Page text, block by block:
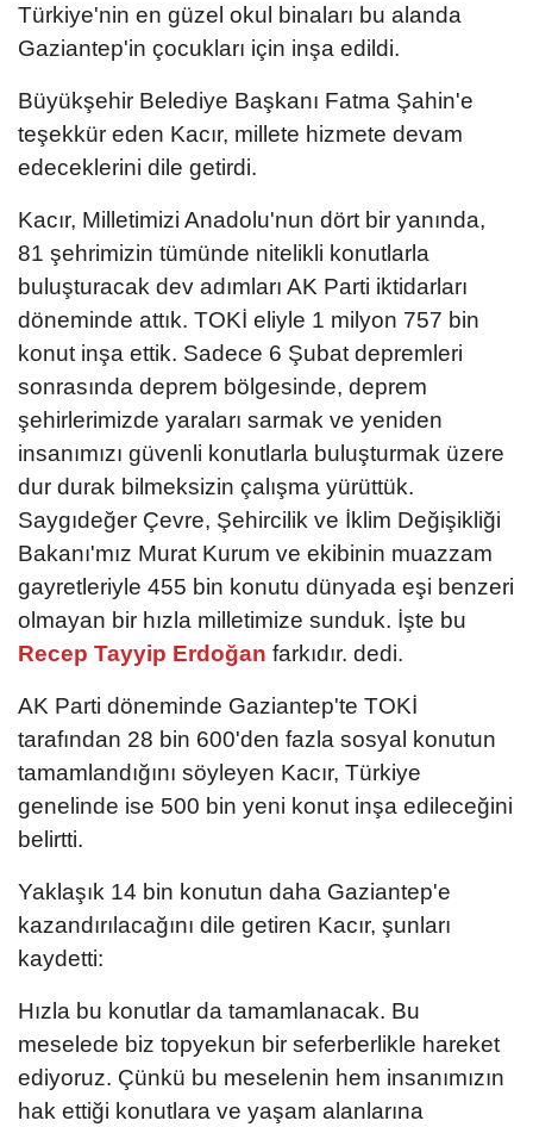
Türkiye'nin en güzel okul binaları bu alanda
Gaziantep'in çocukları için inşa edildi.
Büyükşehir Belediye Başkanı Fatma Şahin'e
teşekkür eden Kacır, millete hizmete devam
edeceklerini dile getirdi.
Kacır, Milletimizi Anadolu'nun dört bir yanında,
81 şehrimizin tümünde nitelikli konutlarla
buluşturacak dev adımları AK Parti iktidarları
döneminde attık. TOKİ eliyle 1 milyon 757 bin
konut inşa ettik. Sadece 6 Şubat depremleri
sonrasında deprem bölgesinde, deprem
şehirlerimizde yaraları sarmak ve yeniden
insanımızı güvenli konutlarla buluşturmak üzere
dur durak bilmeksizin çalışma yürüttük.
Saygıdeğer Çevre, Şehircilik ve İklim Değişikliği
Bakanı'mız Murat Kurum ve ekibinin muazzam
gayretleriyle 455 bin konutu dünyada eşi benzeri
olmayan bir hızla milletimize sunduk. İşte bu
Recep Tayyip Erdoğan farkıdır. dedi.
AK Parti döneminde Gaziantep'te TOKİ
tarafından 28 bin 600'den fazla sosyal konutun
tamamlandığını söyleyen Kacır, Türkiye
genelinde ise 500 bin yeni konut inşa edileceğini
belirtti.
Yaklaşık 14 bin konutun daha Gaziantep'e
kazandırılacağını dile getiren Kacır, şunları
kaydetti:
Hızla bu konutlar da tamamlanacak. Bu
meselede biz topyekun bir seferberlikle hareket
ediyoruz. Çünkü bu meselenin hem insanımızın
hak ettiği konutlara ve yaşam alanlarına